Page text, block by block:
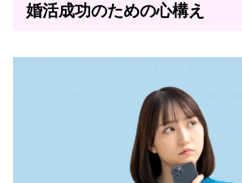
婚活成功のための心構え